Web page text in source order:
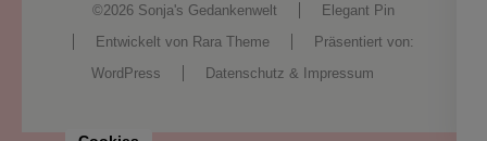
©2026 Sonja's Gedankenwelt
Elegant Pin
Entwickelt von Rara Theme
Präsentiert von:
WordPress
Datenschutz & Impressum